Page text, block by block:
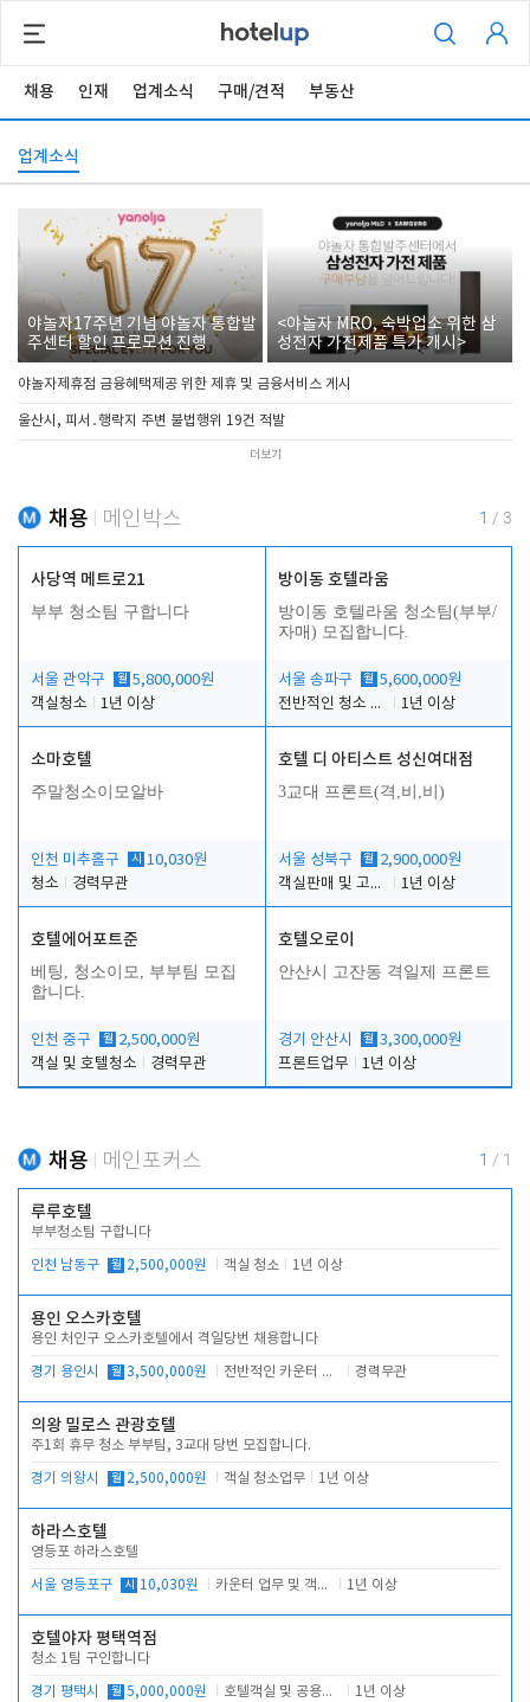
채용 인재 업계소식 구매/견적 부동산
업계소식
야놀자17주년 기념 야놀자 통합발
주센터 할인 프로모션 진행
<야놀자 MRO, 숙박업소 위한 삼
성전자 가전제품 특가 개시>
야놀자제휴점 금융혜택제공 위한 제휴 및 금융서비스 게시
울산시, 피서․행락지 주변 불법행위 19건 적발
더보기
채용 메인박스 1 / 3
사당역 메트로21
부부 청소팀 구합니다
서울 관악구 월 5,800,000원
객실청소
1년 이상
방이동 호텔라움
방이동 호텔라움 청소팀(부부/
자매) 모집합니다.
서울 송파구 월 5,600,000원
전반적인 청소 업무(객실청소.객실정리)
1년 이상
소마호텔
주말청소이모알바
인천 미추홀구 시 10,030원
청소
경력무관
호텔 디 아티스트 성신여대점
3교대 프론트(격,비,비)
서울 성북구 월 2,900,000원
객실판매 및 고객응대
1년 이상
호텔에어포트준
베팅, 청소이모, 부부팀 모집
합니다.
인천 중구 월 2,500,000원
객실 및 호텔청소
경력무관
호텔오로이
안산시 고잔동 격일제 프론트
경기 안산시 월 3,300,000원
프론트업무
1년 이상
채용 메인포커스 1 / 1
루루호텔
부부청소팀 구합니다
인천 남동구 월 2,500,000원 객실 청소 1년 이상
용인 오스카호텔
용인 처인구 오스카호텔에서 격일당번 채용합니다
경기 용인시 월 3,500,000원 전반적인 카운터 업무 경력무관
의왕 밀로스 관광호텔
주1회 휴무 청소 부부팀, 3교대 당번 모집합니다.
경기 의왕시 월 2,500,000원 객실 청소업무 1년 이상
하라스호텔
영등포 하라스호텔
서울 영등포구 시 10,030원 카운터 업무 및 객실관리(청소상태 확인, 객실판매) 1년 이상
호텔야자 평택역점
청소 1팀 구인합니다
경기 평택시 월 5,000,000원 호텔객실 및 공용시설 청소 관리 1년 이상